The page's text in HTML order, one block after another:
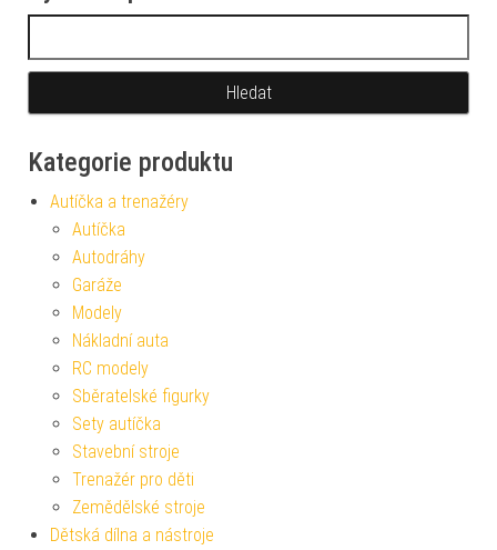
Kategorie produktu
Autíčka a trenažéry
Autíčka
Autodráhy
Garáže
Modely
Nákladní auta
RC modely
Sběratelské figurky
Sety autíčka
Stavební stroje
Trenažér pro děti
Zemědělské stroje
Dětská dílna a nástroje